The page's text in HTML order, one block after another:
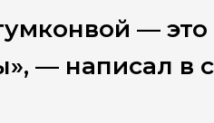
—
— написал в